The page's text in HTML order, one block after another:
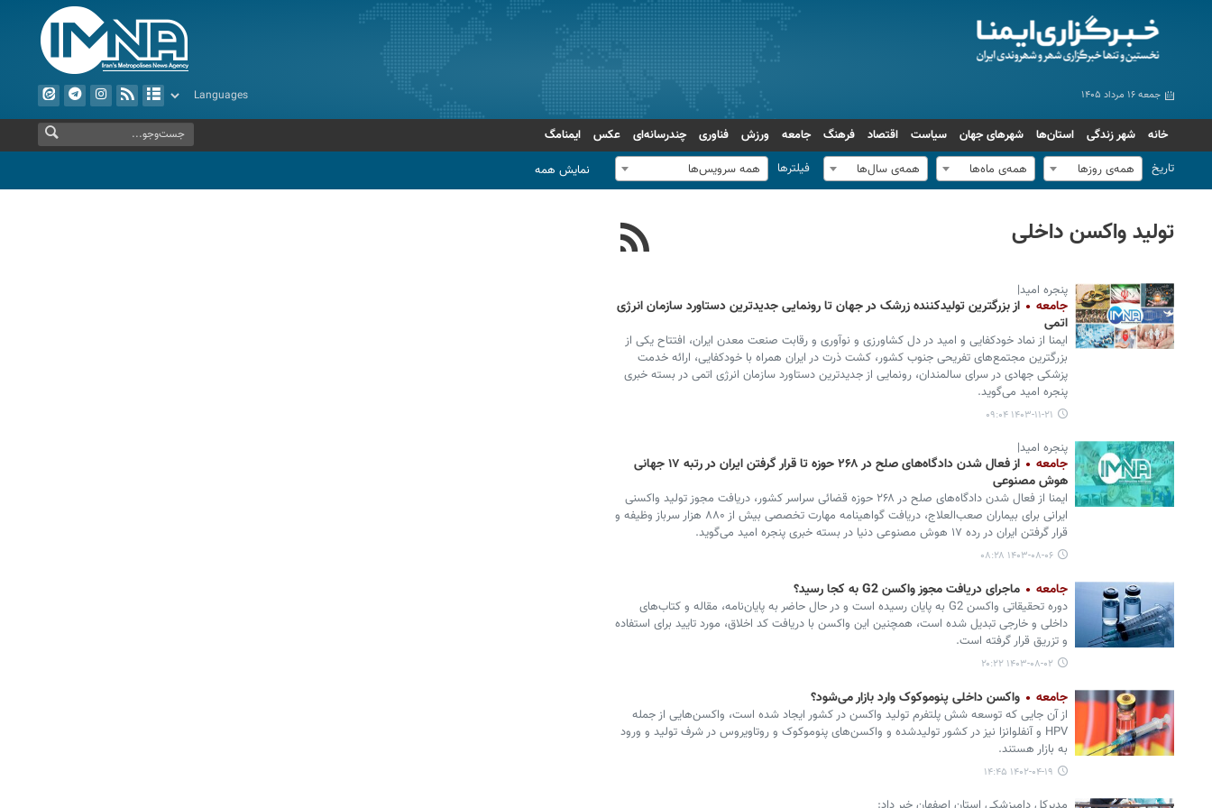
جمعه ۱۶ مرداد ۱۴۰۵
خانه شهر زندگی استان‌ها شهرهای جهان سیاست اقتصاد فرهنگ جامعه ورزش فناوری چندرسانه‌ای عکس
ایمنامگ
تاریخ
همه‌ی روزها همه‌ی ماه‌ها همه‌ی سال‌ها فیلترها همه سرویس‌ها نمایش همه
تولید واکسن داخلی
پنجره امید|
جامعه
از بزرگترین تولیدکننده زرشک در جهان تا رونمایی جدیدترین دستاورد سازمان انرژی
اتمی
ایمنا از نماد خودکفایی و امید در دل کشاورزی و نوآوری و رقابت صنعت معدن ایران، افتتاح یکی از
بزرگترین مجتمع‌های تفریحی جنوب کشور، کشت ذرت در ایران همراه با خودکفایی، ارائه خدمت
پزشکی جهادی در سرای سالمندان، رونمایی از جدیدترین دستاورد سازمان انرژی اتمی در بسته خبری
پنجره امید می‌گوید.
۱۴۰۳-۱۱-۲۱ ۰۹:۰۴
پنجره امید|
جامعه
از فعال شدن دادگاه‌های صلح در ۲۶۸ حوزه تا قرار گرفتن ایران در رتبه ۱۷ جهانی
هوش مصنوعی
ایمنا از فعال شدن دادگاه‌های صلح در ۲۶۸ حوزه قضائی سراسر کشور، دریافت مجوز تولید واکسنی
ایرانی برای بیماران صعب‌العلاج، دریافت گواهینامه مهارت تخصصی بیش از ۸۸۰ هزار سرباز وظیفه و
قرار گرفتن ایران در رده ۱۷ هوش مصنوعی دنیا در بسته خبری پنجره امید می‌گوید.
۱۴۰۳-۰۸-۰۶ ۰۸:۲۸
جامعه ماجرای دریافت مجوز واکسن G2 به کجا رسید؟
دوره تحقیقاتی واکسن G2 به پایان رسیده است و در حال حاضر به پایان‌نامه، مقاله و کتاب‌های
داخلی و خارجی تبدیل شده است، همچنین این واکسن با دریافت کد اخلاق، مورد تایید برای استفاده
و تزریق قرار گرفته است.
۱۴۰۳-۰۸-۰۲ ۲۰:۲۲
جامعه واکسن داخلی پنوموکوک وارد بازار می‌شود؟
از آن جایی که توسعه شش پلتفرم تولید واکسن در کشور ایجاد شده است، واکسن‌هایی از جمله
HPV و آنفلوانزا نیز در کشور تولیدشده و واکسن‌های پنوموکوک و روتاویروس در شرف تولید و ورود
به بازار هستند.
۱۴۰۲-۰۴-۱۹ ۱۴:۴۵